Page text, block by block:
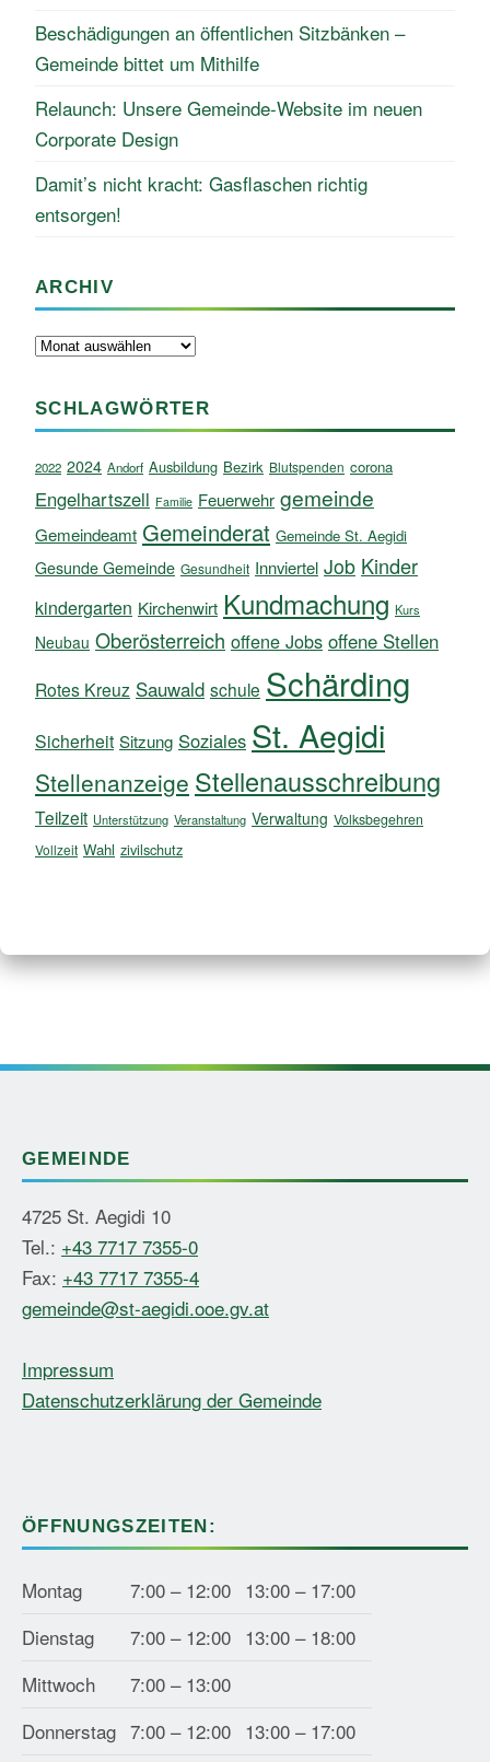
Beschädigungen an öffentlichen Sitzbänken –
Gemeinde bittet um Mithilfe
Relaunch: Unsere Gemeinde-Website im neuen
Corporate Design
Damit’s nicht kracht: Gasflaschen richtig
entsorgen!
ARCHIV
Archiv
SCHLAGWÖRTER
2022 2024 Andorf Ausbildung Bezirk Blutspenden corona
Engelhartszell Familie Feuerwehr gemeinde
Gemeindeamt Gemeinderat Gemeinde St. Aegidi
Gesunde Gemeinde Gesundheit Innviertel Job Kinder
kindergarten Kirchenwirt Kundmachung Kurs
Neubau Oberösterreich offene Jobs offene Stellen
Rotes Kreuz Sauwald schule Schärding
Sicherheit Sitzung Soziales St. Aegidi
Stellenanzeige Stellenausschreibung
Teilzeit Unterstützung Veranstaltung Verwaltung Volksbegehren
Vollzeit Wahl zivilschutz
GEMEINDE
4725 St. Aegidi 10
Tel.: +43 7717 7355-0
Fax: +43 7717 7355-4
gemeinde@st-aegidi.ooe.gv.at
Impressum
Datenschutzerklärung der Gemeinde
ÖFFNUNGSZEITEN:
Montag 7:00 – 12:00 13:00 – 17:00
Dienstag
7:00 – 12:00 13:00 – 18:00
Mittwoch
7:00 – 13:00
Donnerstag 7:00 – 12:00 13:00 – 17:00